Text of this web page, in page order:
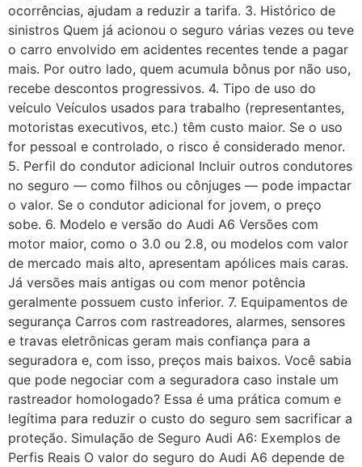
ocorrências, ajudam a reduzir a tarifa. 3. Histórico de
sinistros Quem já acionou o seguro várias vezes ou teve
o carro envolvido em acidentes recentes tende a pagar
mais. Por outro lado, quem acumula bônus por não uso,
recebe descontos progressivos. 4. Tipo de uso do
veículo Veículos usados para trabalho (representantes,
motoristas executivos, etc.) têm custo maior. Se o uso
for pessoal e controlado, o risco é considerado menor.
5. Perfil do condutor adicional Incluir outros condutores
no seguro — como filhos ou cônjuges — pode impactar
o valor. Se o condutor adicional for jovem, o preço
sobe. 6. Modelo e versão do Audi A6 Versões com
motor maior, como o 3.0 ou 2.8, ou modelos com valor
de mercado mais alto, apresentam apólices mais caras.
Já versões mais antigas ou com menor potência
geralmente possuem custo inferior. 7. Equipamentos de
segurança Carros com rastreadores, alarmes, sensores
e travas eletrônicas geram mais confiança para a
seguradora e, com isso, preços mais baixos. Você sabia
que pode negociar com a seguradora caso instale um
rastreador homologado? Essa é uma prática comum e
legítima para reduzir o custo do seguro sem sacrificar a
proteção. Simulação de Seguro Audi A6: Exemplos de
Perfis Reais O valor do seguro do Audi A6 depende de